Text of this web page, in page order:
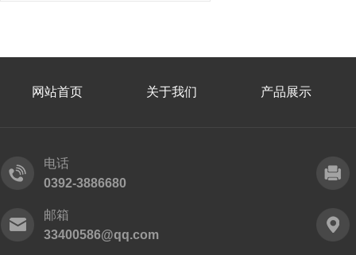
网站首页 关于我们 产品展示
电话
0392-3886680
邮箱
33400586@qq.com